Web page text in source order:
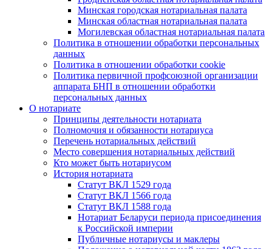
Минская городская нотариальная палата
Минская областная нотариальная палата
Могилевская областная нотариальная палата
Политика в отношении обработки персональных
данных
Политика в отношении обработки cookie
Политика первичной профсоюзной организации
аппарата БНП в отношении обработки
персональных данных
О нотариате
Принципы деятельности нотариата
Полномочия и обязанности нотариуса
Перечень нотариальных действий
Место совершения нотариальных действий
Кто может быть нотариусом
История нотариата
Статут ВКЛ 1529 года
Статут ВКЛ 1566 года
Статут ВКЛ 1588 года
Нотариат Беларуси периода присоединения
к Российской империи
Публичные нотариусы и маклеры